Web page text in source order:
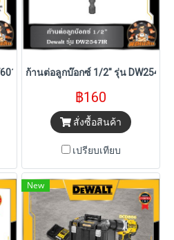
KR) Dewalt (ตัวเปล่า)
ก้านต่อลูกบ๊อกซ์ 1/2" รุ่น DW2547IR
฿160
สั่งซื้อสินค้า
เปรียบเทียบ
New